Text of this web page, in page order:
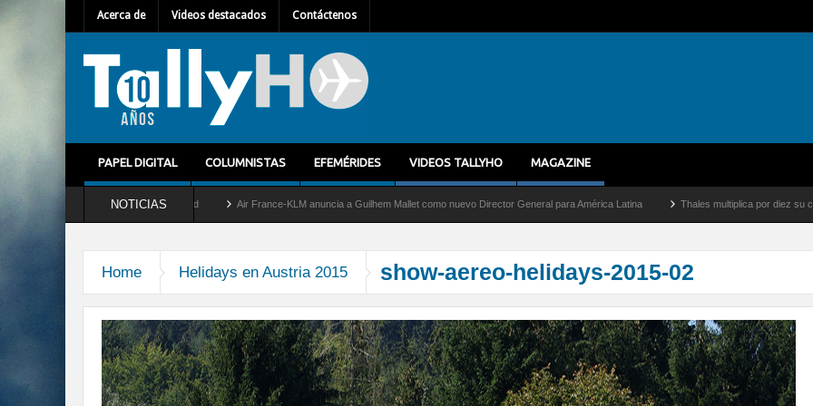
Acerca de Videos destacados Contáctenos
PAPEL DIGITAL COLUMNISTAS EFEMÉRIDES VIDEOS TALLYHO MAGAZINE
NOTICIAS
retira del servicio al C-2 Greyhound Air France-KLM anuncia a Guilhem Mallet como nuevo Director General para América Latina Thales multiplica por diez su
Home Helidays en Austria 2015 show-aereo-helidays-2015-02